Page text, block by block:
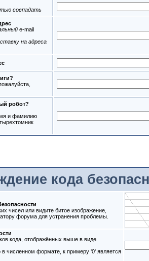
совпадать
e-mail
на адреса
робот?
и фамилию
кода
чисел или видите битое изображение,
форума для устранения проблемы.
кода, отображённых выше в виде
численном формате, к примеру '0' является